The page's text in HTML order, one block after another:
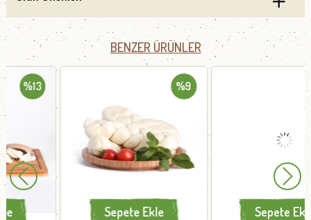
BENZER ÜRÜNLER
Sepete Ekle Sepete Ekle